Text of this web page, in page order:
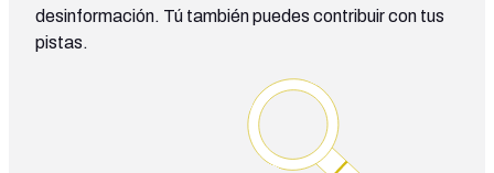
desinformación. Tú también puedes contribuir con tus
pistas.